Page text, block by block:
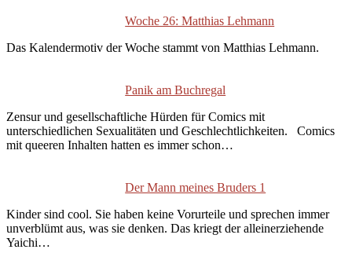
Woche 26: Matthias Lehmann
Das Kalendermotiv der Woche stammt von Matthias Lehmann.
Panik am Buchregal
Zensur und gesellschaftliche Hürden für Comics mit
unterschiedlichen Sexualitäten und Geschlechtlichkeiten. Comics
mit queeren Inhalten hatten es immer schon…
Der Mann meines Bruders 1
Kinder sind cool. Sie haben keine Vorurteile und sprechen immer
unverblümt aus, was sie denken. Das kriegt der alleinerziehende
Yaichi…